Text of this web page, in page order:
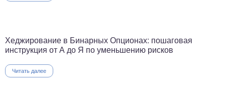
Хеджирование в Бинарных Опционах: пошаговая
инструкция от А до Я по уменьшению рисков
Читать далее